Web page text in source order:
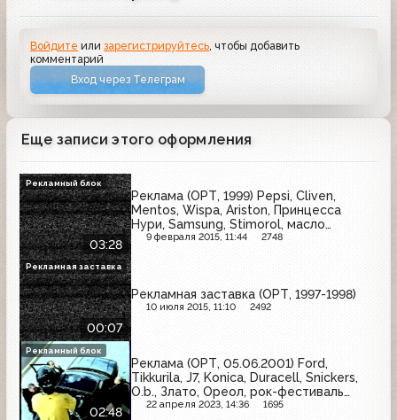
Войдите илизарегистрируйтесь , чтобы добавить
комментарий
Вход через Телеграм
Еще записи этого оформления
03:28
Реклама (ОРТ, 1999) Pepsi, Cliven,
Mentos, Wispa, Ariston, Принцесса
Нури, Samsung, Stimorol, масло
"Деревенское", Sunsilk
9 февраля 2015, 11:44 2748
Рекламный блок
00:07
Рекламная заставка (ОРТ, 1997-1998)
10 июля 2015, 11:10 2492
Рекламная заставка
02:48
Реклама (ОРТ, 05.06.2001) Ford,
Tikkurila, J7, Konica, Duracell, Snickers,
O.b., Злато, Ореол, рок-фестиваль
"Крылья-2001"
22 апреля 2023, 14:36 1695
Рекламный блок